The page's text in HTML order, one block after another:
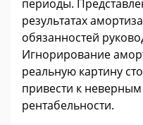
периоды.
результатах
обязанностей
Игнорирование
реальную картину
привести к
рентабельности.